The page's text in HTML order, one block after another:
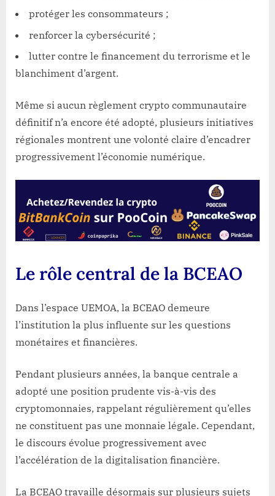
protéger les consommateurs ;
renforcer la cybersécurité ;
lutter contre le financement du terrorisme et le
blanchiment d’argent.
Même si aucun règlement crypto communautaire
définitif n’a encore été adopté, plusieurs initiatives
régionales montrent une volonté claire d’encadrer
progressivement l’économie numérique.
Le rôle central de la BCEAO
Dans l’espace UEMOA, la BCEAO demeure
l’institution la plus influente sur les questions
monétaires et financières.
Pendant plusieurs années, la banque centrale a
adopté une position prudente vis-à-vis des
cryptomonnaies, rappelant régulièrement qu’elles
ne constituent pas une monnaie légale. Cependant,
le discours évolue progressivement avec
l’accélération de la digitalisation financière.
La BCEAO travaille désormais sur plusieurs sujets